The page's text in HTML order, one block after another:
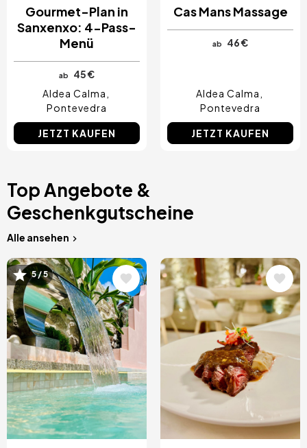
Gourmet-Plan in
Sanxenxo: 4-Pass-
Menü
ab
45 €
Aldea Calma
Pontevedra
JETZT KAUFEN
Cas Mans Massage
ab 46 €
Aldea Calma
Pontevedra
JETZT KAUFEN
Top Angebote &
Geschenkgutscheine
Alle ansehen
Bild5 / 5 Bild